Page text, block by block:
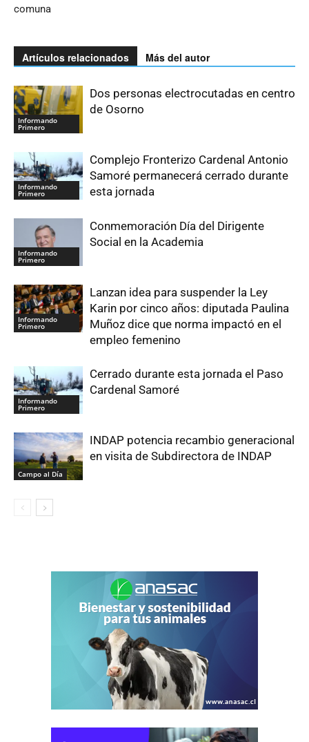
comuna
Artículos relacionados Más del autor
Informando
Primero
Dos personas electrocutadas en centro
de Osorno
Informando
Primero
Complejo Fronterizo Cardenal Antonio
Samoré permanecerá cerrado durante
esta jornada
Informando
Primero
Conmemoración Día del Dirigente
Social en la Academia
Informando
Primero
Lanzan idea para suspender la Ley
Karin por cinco años: diputada Paulina
Muñoz dice que norma impactó en el
empleo femenino
Informando
Primero
Cerrado durante esta jornada el Paso
Cardenal Samoré
Campo al Día
INDAP potencia recambio generacional
en visita de Subdirectora de INDAP